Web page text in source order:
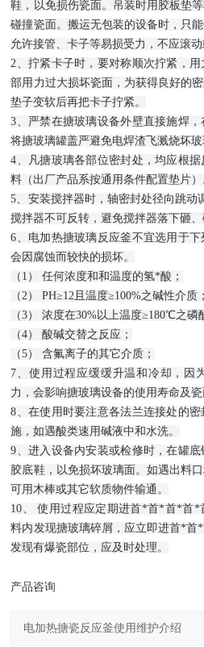
鞋，以免损伤瓷面。吊装时用胶板垫
碰撞瓷面。搬运无包装的设备时，只
允许接管、卡子等易损受力，不应滚动
2、拧紧卡子时，要对称顺次拧紧，
部用力过大损坏瓷面，为获得良好的
垫子变软后再把卡子拧紧。
3、严禁在搪玻璃设备外壁直接施焊
将搪玻璃罐盖严避免电焊渣飞溅烧坏玻
4、凡搪玻璃各部位密封处，均应根
料（出厂产品系按通用条件配置垫片）
5、安装搅拌器时，轴密封处径向跳动
搅拌器不可反转，避免搅拌器落下砸、
6、电加热搪玻璃反应釜不宜选用于
会因腐蚀而较快的损坏。
（1） 任何浓度和和温度的氢*酸；
（2） PH≥12且温度≥100%之碱性介质；
（3） 浓度在30%以上温度≥180℃之磷
（4） 酸碱交替之反应；
（5） 含氟离子的其它介质；
7、使用过程应缓缓升温和冷却，因
力，会影响搪玻璃设备的使用寿命及瓷
8、在使用时要注意各法兰连接处的
施，如遇酸类速用碱液中和水洗。
9、进入设备内安装或检修时，在罐
胶底鞋，以免损坏玻璃面。如遇出料
可用木棒或其它软质物件输通。
10、 使用过程应定期进首*首*首*首
料内发现搪玻璃碎屑，应立即进首*首
发现有爆瓷部位，应及时处理。
产品咨询